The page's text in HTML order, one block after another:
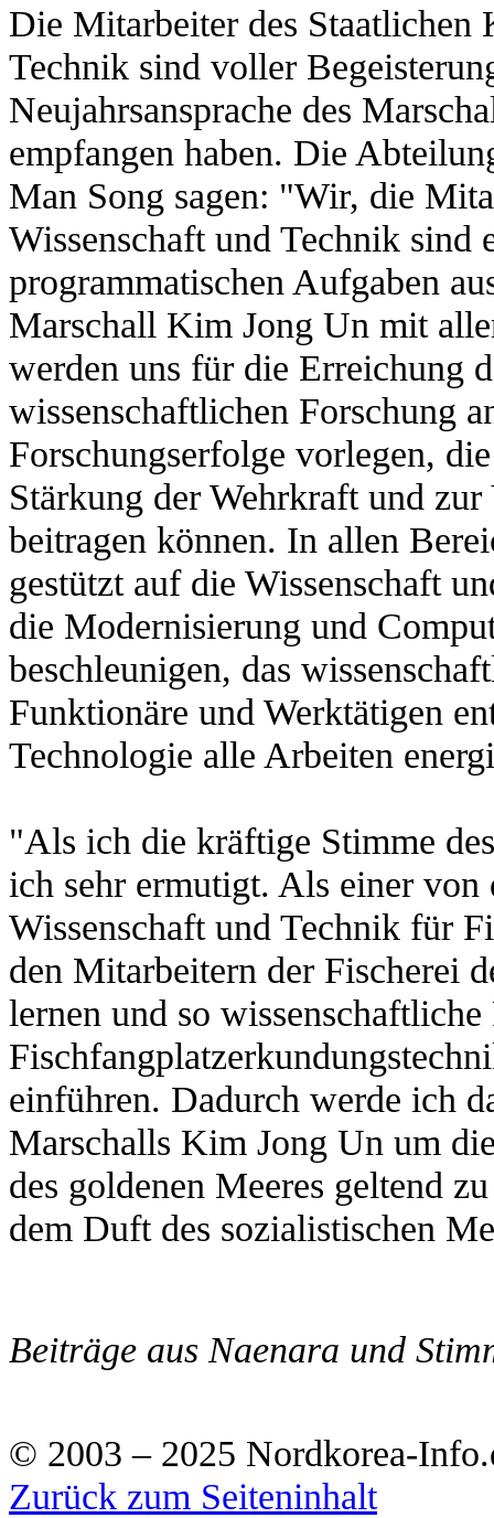
Die Mitarbeiter des Staatlichen
Technik sind voller
Neujahrsansprache des
empfangen haben. Die
Man Song sagen: "Wir, die
Wissenschaft und Technik
programmatischen Aufgaben
Marschall Kim Jong Un mit
werden uns für die Erreichung
wissenschaftlichen Forschung
Forschungserfolge vorlegen,
Stärkung der Wehrkraft und zur
beitragen können. In allen
gestützt auf die Wissenschaft
die Modernisierung und
beschleunigen, das
Funktionäre und Werktätigen
Technologie alle Arbeiten
"Als ich die kräftige Stimme
ich sehr ermutigt. Als einer
Wissenschaft und Technik für
den Mitarbeitern der Fischerei
lernen und so
einführen. Dadurch werde ich
Marschalls Kim Jong Un um
des goldenen Meeres geltend
dem Duft des sozialistischen
Beiträge aus Naenara und
© 2003 – 2025 Nordkorea-
Zurück zum Seiteninhalt